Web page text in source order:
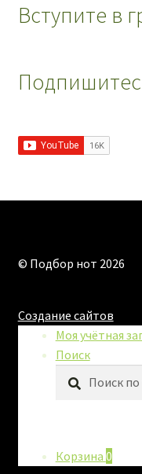
Вступите в
© Подбор нот 2026
Создание сайтов
Моя учётная
Поиск
Искать:
Поиск
Корзина 0